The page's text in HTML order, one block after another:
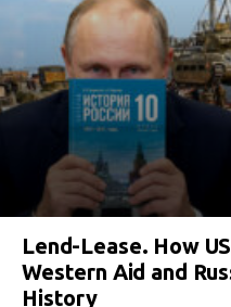
Lend-Lease. How
Western Aid and
History